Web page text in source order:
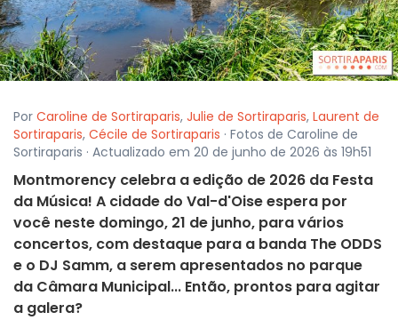
Por Caroline de Sortiraparis, Julie de Sortiraparis, Laurent de
Sortiraparis, Cécile de Sortiraparis · Fotos de Caroline de
Sortiraparis · Actualizado em 20 de junho de 2026 às 19h51
Montmorency celebra a edição de 2026 da Festa
da Música! A cidade do Val-d'Oise espera por
você neste domingo, 21 de junho, para vários
concertos, com destaque para a banda The ODDS
e o DJ Samm, a serem apresentados no parque
da Câmara Municipal... Então, prontos para agitar
a galera?